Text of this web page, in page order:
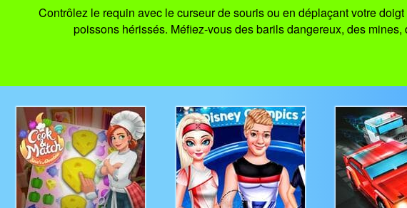
Contrôlez le requin avec le curseur de souris ou en déplaçant votre
poissons hérissés. Méfiez-vous des barils dangereux, des